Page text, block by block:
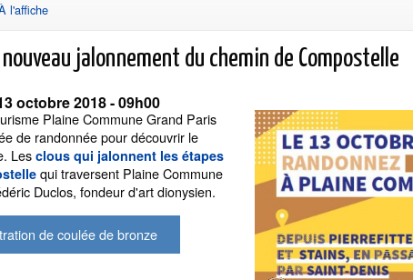
l'affiche
jalonnement du chemin de Compostelle
octobre 2018- 09h00
Plaine Commune Grand Paris
de randonnée pour découvrir le
Les clous qui jalonnent les étapes
qui traversent Plaine Commune
Duclos, fondeur d'art dionysien.
de coulée de bronze